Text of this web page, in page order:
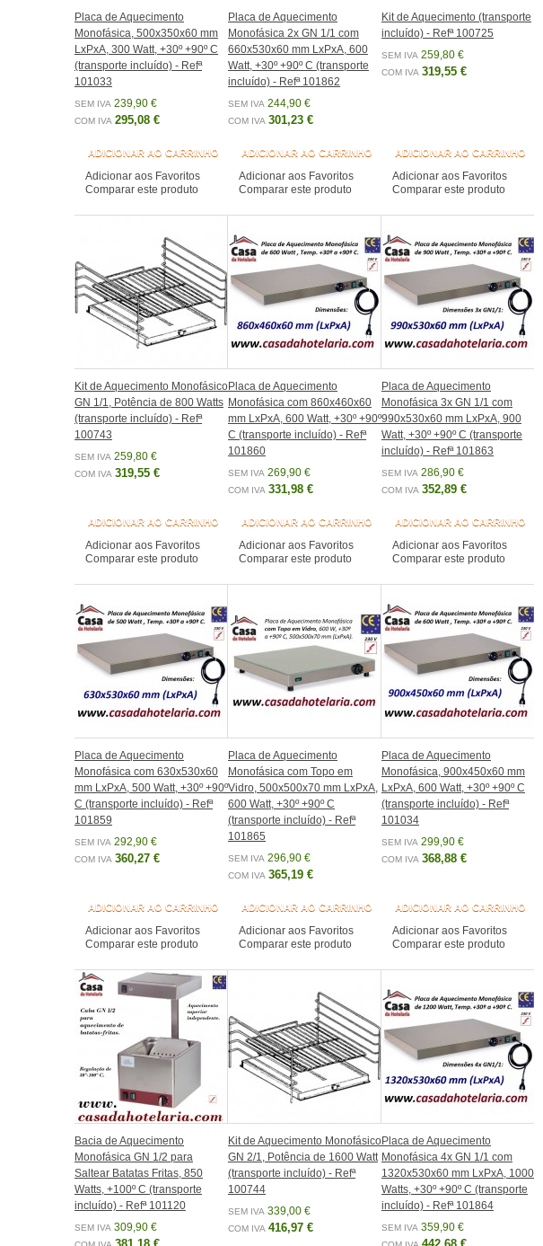
Placa de Aquecimento
Monofásica, 500x350x60 mm
LxPxA, 300 Watt, +30º +90º C
(transporte incluído) - Refª
101033
SEM IVA 239,90 €
COM IVA 295,08 €
ADICIONAR AO CARRINHO
Adicionar aos Favoritos
Comparar este produto
Placa de Aquecimento
Monofásica 2x GN 1/1 com
660x530x60 mm LxPxA, 600
Watt, +30º +90º C (transporte
incluído) - Refª 101862
SEM IVA 244,90 €
COM IVA 301,23 €
ADICIONAR AO CARRINHO
Adicionar aos Favoritos
Comparar este produto
Kit de Aquecimento (transporte
incluído) - Refª 100725
SEM IVA 259,80 €
COM IVA 319,55 €
ADICIONAR AO CARRINHO
Adicionar aos Favoritos
Comparar este produto
Kit de Aquecimento Monofásico
GN 1/1, Potência de 800 Watts
(transporte incluído) - Refª
100743
SEM IVA 259,80 €
COM IVA 319,55 €
ADICIONAR AO CARRINHO
Adicionar aos Favoritos
Comparar este produto
Placa de Aquecimento
Monofásica com 860x460x60
mm LxPxA, 600 Watt, +30º +90º
C (transporte incluído) - Refª
101860
SEM IVA 269,90 €
COM IVA 331,98 €
ADICIONAR AO CARRINHO
Adicionar aos Favoritos
Comparar este produto
Placa de Aquecimento
Monofásica 3x GN 1/1 com
990x530x60 mm LxPxA, 900
Watt, +30º +90º C (transporte
incluído) - Refª 101863
SEM IVA 286,90 €
COM IVA 352,89 €
ADICIONAR AO CARRINHO
Adicionar aos Favoritos
Comparar este produto
Placa de Aquecimento
Monofásica com 630x530x60
mm LxPxA, 500 Watt, +30º +90º
C (transporte incluído) - Refª
101859
SEM IVA 292,90 €
COM IVA 360,27 €
ADICIONAR AO CARRINHO
Adicionar aos Favoritos
Comparar este produto
Placa de Aquecimento
Monofásica com Topo em
Vidro, 500x500x70 mm LxPxA,
600 Watt, +30º +90º C
(transporte incluído) - Refª
101865
SEM IVA 296,90 €
COM IVA 365,19 €
ADICIONAR AO CARRINHO
Adicionar aos Favoritos
Comparar este produto
Placa de Aquecimento
Monofásica, 900x450x60 mm
LxPxA, 600 Watt, +30º +90º C
(transporte incluído) - Refª
101034
SEM IVA 299,90 €
COM IVA 368,88 €
ADICIONAR AO CARRINHO
Adicionar aos Favoritos
Comparar este produto
Bacia de Aquecimento
Monofásica GN 1/2 para
Saltear Batatas Fritas, 850
Watts, +100º C (transporte
incluído) - Refª 101120
SEM IVA 309,90 €
Kit de Aquecimento Monofásico
GN 2/1, Potência de 1600 Watt
(transporte incluído) - Refª
100744
SEM IVA 339,00 €
COM IVA 416,97 €
Placa de Aquecimento
Monofásica 4x GN 1/1 com
1320x530x60 mm LxPxA, 1000
Watts, +30º +90º C (transporte
incluído) - Refª 101864
SEM IVA 359,90 €